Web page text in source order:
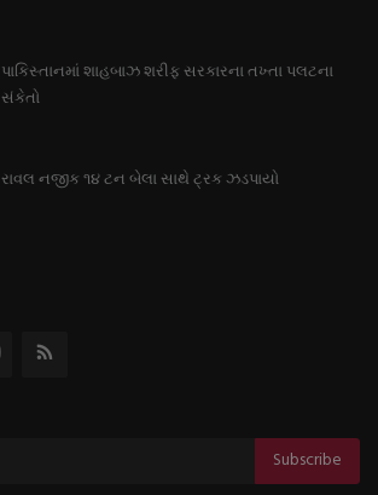
પાકિસ્તાનમાં શાહબાઝ શરીફ સરકારના તખ્તા પલટના
સંકેતો
રાવલ નજીક ૧૪ ટન બેલા સાથે ટ્રક ઝડપાયો
Subscribe